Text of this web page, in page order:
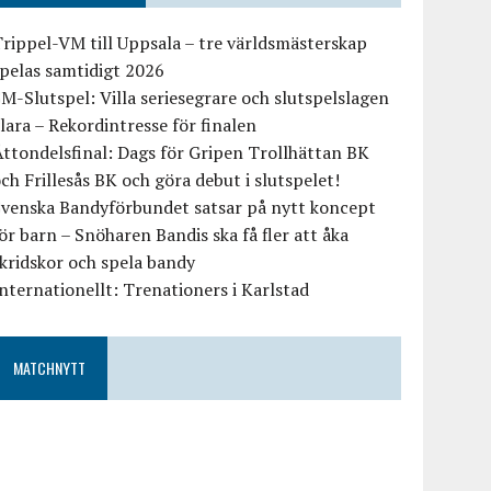
VM till Uppsala – tre världsmästerskap
samtidigt 2026
Slutspel: Villa seriesegrare och slutspelslagen
– Rekordintresse för finalen
Dags för Gripen Trollhättan BK
Frillesås BK och göra debut i slutspelet!
Bandyförbundet satsar på nytt koncept
barn – Snöharen Bandis ska få fler att åka
och spela bandy
Trenationers i Karlstad
MATCHNYTT